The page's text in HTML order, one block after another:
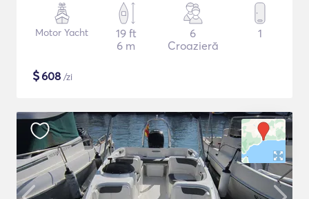
Motor Yacht
19 ft
6 m
6
Croazieră
1
$608 /zi